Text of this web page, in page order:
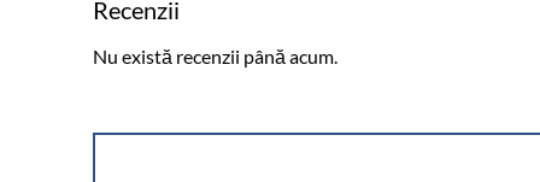
Recenzii
Nu există recenzii până acum.